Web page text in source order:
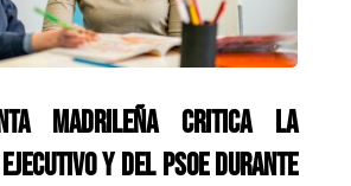
madrileña critica la
y del PSOE durante